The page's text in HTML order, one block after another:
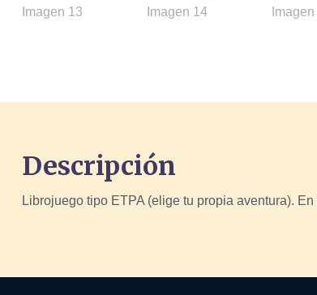
Descripción
Librojuego tipo ETPA (elige tu propia aventura).